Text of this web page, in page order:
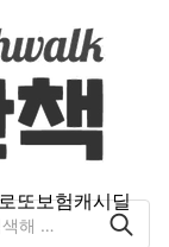
또보험캐시딜